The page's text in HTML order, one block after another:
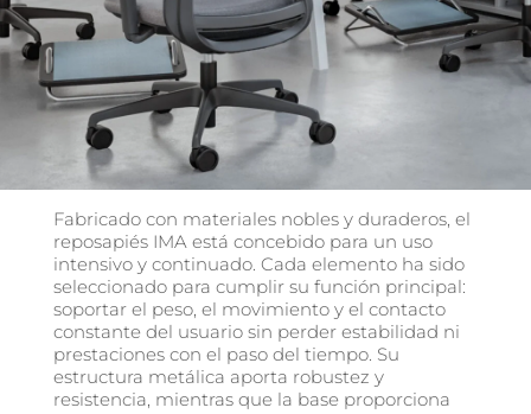
Fabricado con materiales nobles y duraderos, el
reposapiés IMA está concebido para un uso
intensivo y continuado. Cada elemento ha sido
seleccionado para cumplir su función principal:
soportar el peso, el movimiento y el contacto
constante del usuario sin perder estabilidad ni
prestaciones con el paso del tiempo. Su
estructura metálica aporta robustez y
resistencia, mientras que la base proporciona